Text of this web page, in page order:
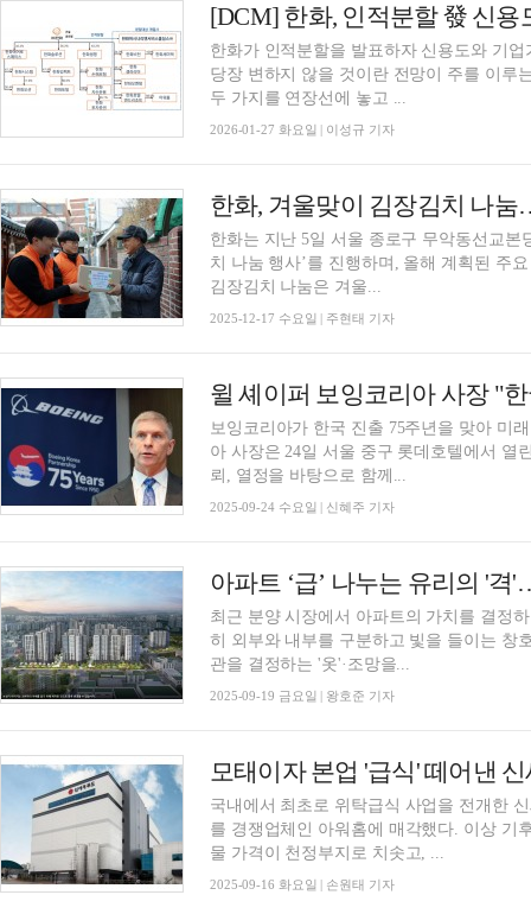
[DCM] 한화, 인적분할 發 신용
한화가 인적분할을 발표하자 신용도와 기
당장 변하지 않을 것이란 전망이 주를 이루
두 가지를 연장선에 놓고 ...
2026-01-27 화요일 | 이성규 기자
한화, 겨울맞이 김장김치 나
한화는 지난 5일 서울 종로구 무악동선교본
치 나눔 행사’를 진행하며, 올해 계획된 주요
김장김치 나눔은 겨울...
2025-12-17 수요일 | 주현태 기자
윌 셰이퍼 보잉코리아 사장 "
보잉코리아가 한국 진출 75주년을 맞아 미
아 사장은 24일 서울 중구 롯데호텔에서 열
뢰, 열정을 바탕으로 함께...
2025-09-24 수요일 | 신혜주 기자
아파트 ‘급’ 나누는 유리의 '
최근 분양 시장에서 아파트의 가치를 결정
히 외부와 내부를 구분하고 빛을 들이는 창
관을 결정하는 '옷'·조망을...
2025-09-19 금요일 | 왕호준 기자
국내에서 최초로 위탁급식 사업을 전개한
를 경쟁업체인 아워홈에 매각했다. 이상 기
물 가격이 천정부지로 치솟고, ...
2025-09-16 화요일 | 손원태 기자